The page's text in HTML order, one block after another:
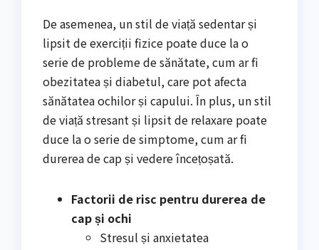
De asemenea, un stil de viață sedentar și
lipsit de exerciții fizice poate duce la o
serie de probleme de sănătate, cum ar fi
obezitatea și diabetul, care pot afecta
sănătatea ochilor și capului. În plus, un stil
de viață stresant și lipsit de relaxare poate
duce la o serie de simptome, cum ar fi
durerea de cap și vedere încețoșată.
Factorii de risc pentru durerea de
cap și ochi
Stresul și anxietatea